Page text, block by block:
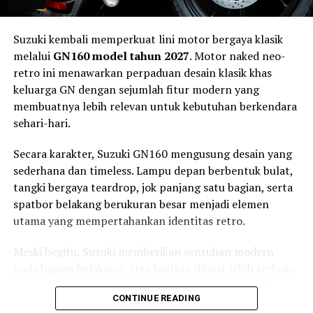
Suzuki kembali memperkuat lini motor bergaya klasik
melalui GN160 model tahun 2027. Motor naked neo-
retro ini menawarkan perpaduan desain klasik khas
keluarga GN dengan sejumlah fitur modern yang
membuatnya lebih relevan untuk kebutuhan berkendara
sehari-hari.
Secara karakter, Suzuki GN160 mengusung desain yang
sederhana dan timeless. Lampu depan berbentuk bulat,
tangki bergaya teardrop, jok panjang satu bagian, serta
spatbor belakang berukuran besar menjadi elemen
utama yang mempertahankan identitas retro.
Meski begitu, Suzuki memberikan sentuhan modern
sehingga rangka dan suspensi belakang ganda terlihat
jelas dan memberikan kesan klasik yang lebih kuat.
CONTINUE READING